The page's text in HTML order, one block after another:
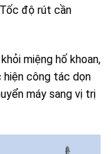
độ rút cần
miệng hố khoan,
công tác dọn
máy sang vị trị